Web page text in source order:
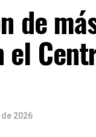
de
el
2026